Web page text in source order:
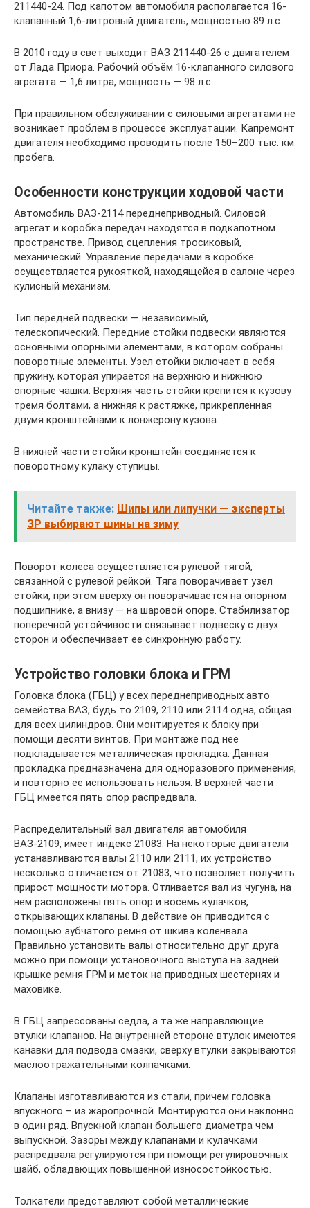
211440-24. Под капотом автомобиля располагается 16-
клапанный 1,6-литровый двигатель, мощностью 89 л.с.
В 2010 году в свет выходит ВАЗ 211440-26 с двигателем
от Лада Приора. Рабочий объём 16-клапанного силового
агрегата — 1,6 литра, мощность — 98 л.с.
При правильном обслуживании с силовыми агрегатами не
возникает проблем в процессе эксплуатации. Капремонт
двигателя необходимо проводить после 150–200 тыс. км
пробега.
Особенности конструкции ходовой части
Автомобиль ВАЗ-2114 переднеприводный. Силовой
агрегат и коробка передач находятся в подкапотном
пространстве. Привод сцепления тросиковый,
механический. Управление передачами в коробке
осуществляется рукояткой, находящейся в салоне через
кулисный механизм.
Тип передней подвески — независимый,
телескопический. Передние стойки подвески являются
основными опорными элементами, в котором собраны
поворотные элементы. Узел стойки включает в себя
пружину, которая упирается на верхнюю и нижнюю
опорные чашки. Верхняя часть стойки крепится к кузову
тремя болтами, а нижняя к растяжке, прикрепленная
двумя кронштейнами к лонжерону кузова.
В нижней части стойки кронштейн соединяется к
поворотному кулаку ступицы.
Читайте также: Шипы или липучки — эксперты
ЗР выбирают шины на зиму
Поворот колеса осуществляется рулевой тягой,
связанной с рулевой рейкой. Тяга поворачивает узел
стойки, при этом вверху он поворачивается на опорном
подшипнике, а внизу — на шаровой опоре. Стабилизатор
поперечной устойчивости связывает подвеску с двух
сторон и обеспечивает ее синхронную работу.
Устройство головки блока и ГРМ
Головка блока (ГБЦ) у всех переднеприводных авто
семейства ВАЗ, будь то 2109, 2110 или 2114 одна, общая
для всех цилиндров. Они монтируется к блоку при
помощи десяти винтов. При монтаже под нее
подкладывается металлическая прокладка. Данная
прокладка предназначена для одноразового применения,
и повторно ее использовать нельзя. В верхней части
ГБЦ имеется пять опор распредвала.
Распределительный вал двигателя автомобиля
ВАЗ-2109, имеет индекс 21083. На некоторые двигатели
устанавливаются валы 2110 или 2111, их устройство
несколько отличается от 21083, что позволяет получить
прирост мощности мотора. Отливается вал из чугуна, на
нем расположены пять опор и восемь кулачков,
открывающих клапаны. В действие он приводится с
помощью зубчатого ремня от шкива коленвала.
Правильно установить валы относительно друг друга
можно при помощи установочного выступа на задней
крышке ремня ГРМ и меток на приводных шестернях и
маховике.
В ГБЦ запрессованы седла, а та же направляющие
втулки клапанов. На внутренней стороне втулок имеются
канавки для подвода смазки, сверху втулки закрываются
маслоотражательными колпачками.
Клапаны изготавливаются из стали, причем головка
впускного – из жаропрочной. Монтируются они наклонно
в один ряд. Впускной клапан большего диаметра чем
выпускной. Зазоры между клапанами и кулачками
распредвала регулируются при помощи регулировочных
шайб, обладающих повышенной износостойкостью.
Толкатели представляют собой металлические